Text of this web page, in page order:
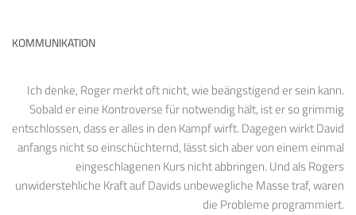
KOMMUNIKATION
Ich denke, Roger merkt oft nicht, wie beängstigend er sein kann.
Sobald er eine Kontroverse für notwendig hält, ist er so grimmig
entschlossen, dass er alles in den Kampf wirft. Dagegen wirkt David
anfangs nicht so einschüchternd, lässt sich aber von einem einmal
eingeschlagenen Kurs nicht abbringen. Und als Rogers
unwiderstehliche Kraft auf Davids unbewegliche Masse traf, waren
die Probleme programmiert.